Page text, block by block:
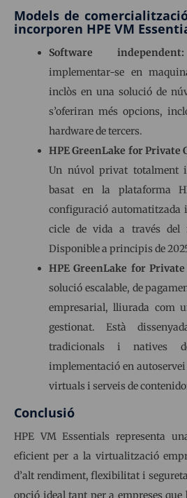
Models de
incorporen HPE VM
Software
implementar-se en
inclòs en una solució de
s’oferiran més opcions,
hardware de tercers.
HPE GreenLake for Private
Un núvol privat totalment
basat en la plataforma
configuració automatitzada
cicle de vida a través del
Disponible a principis de
HPE GreenLake for
solució escalable, de
empresarial, lliurada com
gestionat. Està
tradicionals i natives
implementació en
virtuals i serveis de
Conclusió
HPE VM Essentials representa
eficient per a la virtualització
d’alt rendiment, flexibilitat i
opció ideal tant per a empreses